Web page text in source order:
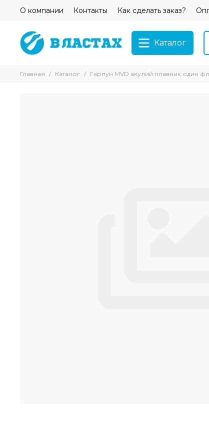
О компании Контакты Как сделать заказ?
Каталог
Главная Каталог Гарпун MVD акулий плавник один